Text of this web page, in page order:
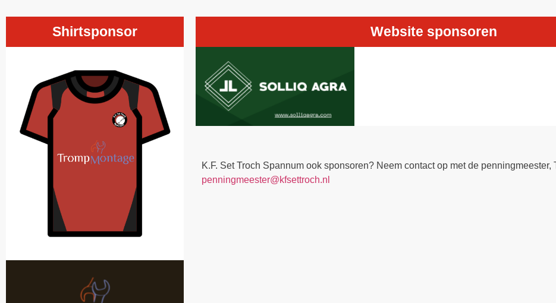
Shirtsponsor Website sponsoren
K.F. Set Troch Spannum ook sponsoren? Neem contact op met de penningmeester,
penningmeester@kfsettroch.nl